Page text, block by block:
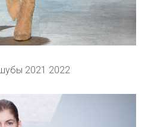
2021 2022